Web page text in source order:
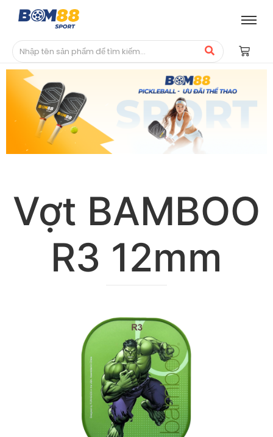
Vợt BAMBOO
R3 12mm